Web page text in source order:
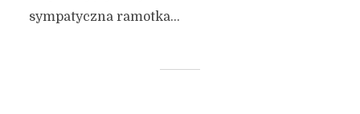
sympatyczna ramotka…